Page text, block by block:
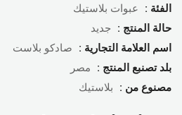
الفئة :
عبوات بلاستيك
حالة المنتج :
جديد
اسم العلامة التجارية :
صادكو بلاست
بلد تصنبع المنتج :
مصر
مصنوع من :
بلاستيك